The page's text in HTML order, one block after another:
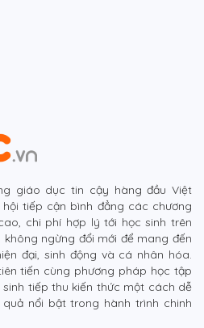
giáo dục tin cậy hàng đầu Việt
tiếp cận bình đẳng các chương
chi phí hợp lý tới học sinh trên
không ngừng đổi mới để mang đến
đại, sinh động và cá nhân hóa.
tiến cùng phương pháp học tập
sinh tiếp thu kiến thức một cách dễ
nổi bật trong hành trình chinh